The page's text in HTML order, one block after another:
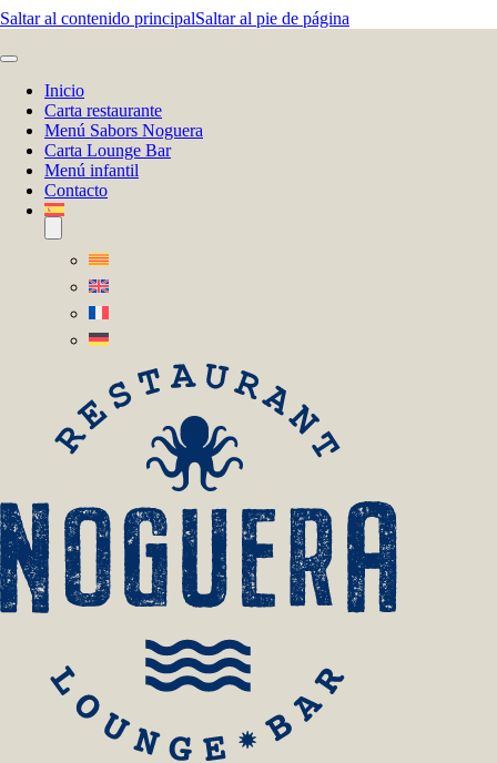
Saltar al contenido principalSaltar al pie de página
Inicio
Carta restaurante
Menú Sabors Noguera
Carta Lounge Bar
Menú infantil
Contacto